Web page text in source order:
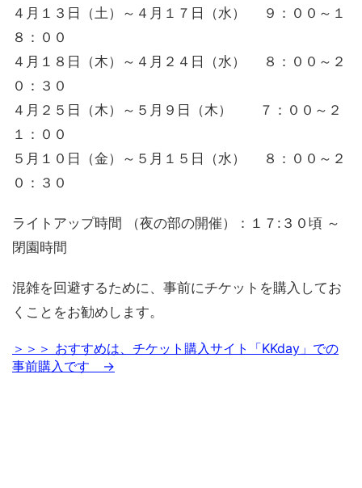
４月１３日（土）～４月１７日（水） ９：００～１
８：００
４月１８日（木）～４月２４日（水） ８：００～２
０：３０
４月２５日（木）～５月９日（木） ７：００～２
１：００
５月１０日（金）～５月１５日（水） ８：００～２
０：３０
ライトアップ時間 （夜の部の開催）：１７:３０頃 ～
閉園時間
混雑を回避するために、事前にチケットを購入してお
くことをお勧めします。
＞＞＞ おすすめは、チケット購入サイト「KKday」での
事前購入です →